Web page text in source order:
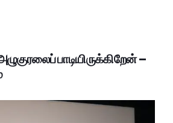
பாடியிருக்கிறேன் –